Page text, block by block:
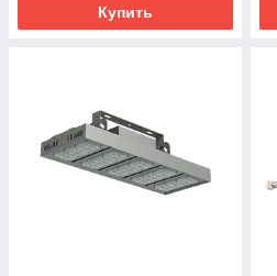
Купить